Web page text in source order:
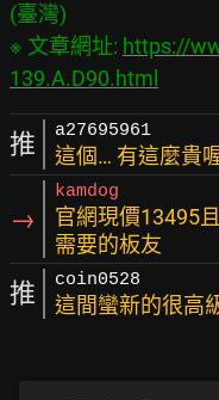
(臺灣)
※ 文章網址: https://
139.A.D90.html
推 a27695961
這個… 有這麼貴
→
kamdog
官網現價13495
需要的板友
推 coin0528
這間蠻新的很高